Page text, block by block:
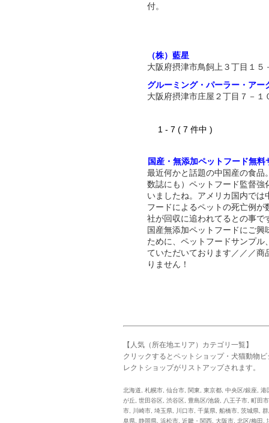
付。
（株）藍星
大阪府摂津市鳥飼上３丁目１５
グルーミング・パーラー・アー
大阪府摂津市庄屋２丁目７－１
1 - 7 ( 7 件中 )
国産・無添加ペットフード無料
最近何かと話題の中国産の食品
数誌にも）ペットフード監督強
いましたね。アメリカ国内で
フードによるペットの死亡例
社が回収に追われてるとの事で
国産無添加ペットフードにご
ために、ペットフードサンプ
ていただいております／／／
りません！
【人気（所在地エリア）カテゴリ一覧】
クリックするとペットショップ・犬猫動物
レクトショップがリストアップされます。
北海道 札幌市 仙台市 関東 東京都 中央区/銀座 港
が丘
世田谷区 渋谷区 豊島区/池袋 八王子市 町田市
市
川崎市 埼玉県 川口市 千葉県 船橋市 茨城県
阜県 静岡県 浜松市 近畿・関西 大阪市 北区/梅田